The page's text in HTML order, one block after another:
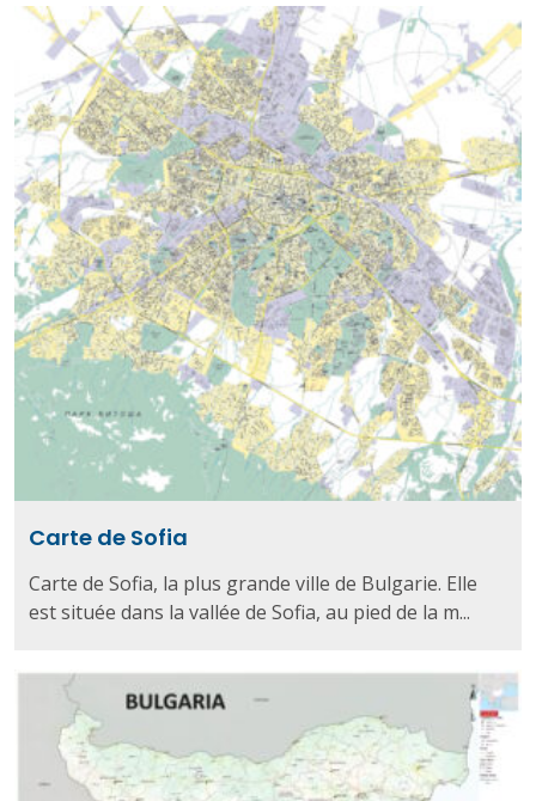
Carte de Sofia
Carte de Sofia, la plus grande ville de Bulgarie. Elle
est située dans la vallée de Sofia, au pied de la m...